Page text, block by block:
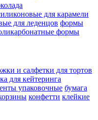
для карамели
для леденцов формы
формы
и салфетки для тортов
для кейтеринга
упаковочные бумага
конфетти клейкие